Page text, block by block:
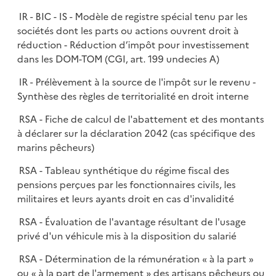
IR - BIC - IS - Modèle de registre spécial tenu par les
sociétés dont les parts ou actions ouvrent droit à
réduction - Réduction d’impôt pour investissement
dans les DOM-TOM (CGI, art. 199 undecies A)
IR - Prélèvement à la source de l'impôt sur le revenu -
Synthèse des règles de territorialité en droit interne
RSA - Fiche de calcul de l'abattement et des montants
à déclarer sur la déclaration 2042 (cas spécifique des
marins pêcheurs)
RSA - Tableau synthétique du régime fiscal des
pensions perçues par les fonctionnaires civils, les
militaires et leurs ayants droit en cas d'invalidité
RSA - Évaluation de l'avantage résultant de l'usage
privé d'un véhicule mis à la disposition du salarié
RSA - Détermination de la rémunération « à la part »